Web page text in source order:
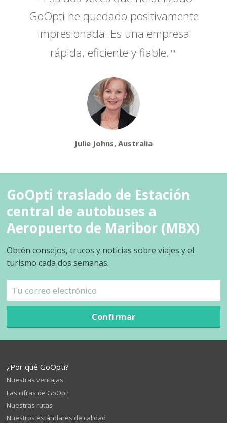
GoOpti he quedado positivamente
impresionada. Es una empresa
rápida, eficiente y fiable.
Julie Johns, Australia
GoOpti traslado de Estación
central de autobuses a
Aeropuerto de Maribor (MBX)
Obtén consejos, trucos y noticias sobre viajes y el
turismo cada dos semanas.
Confirmar
¿Por qué GoOpti?
Nuestras ventajas
Las cifras de GoOpti
Nuestras rutas
Nuestros estándares de calidad